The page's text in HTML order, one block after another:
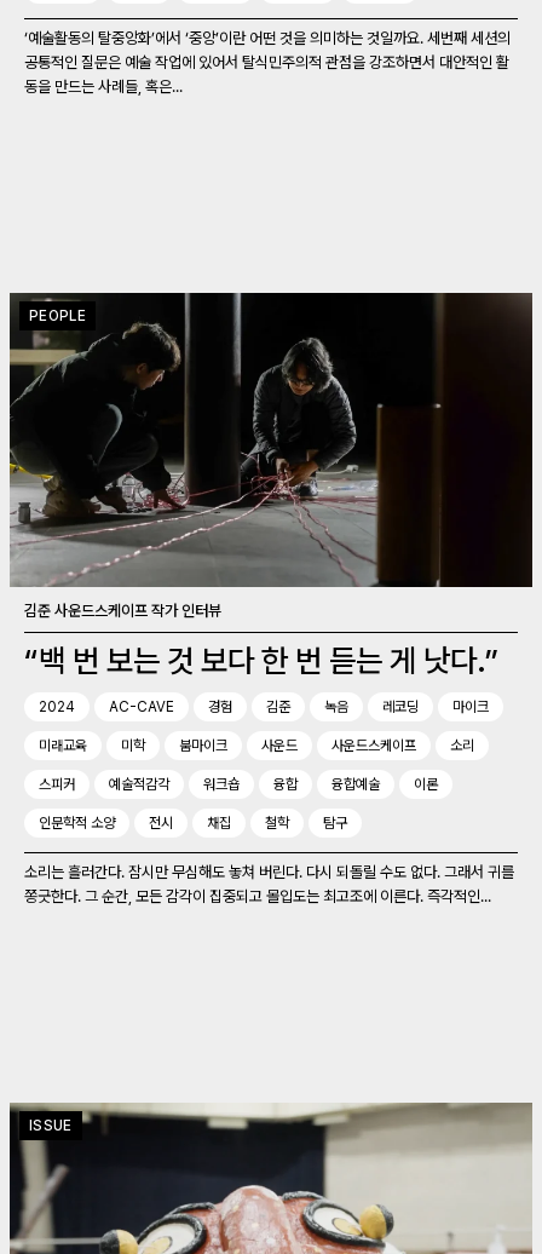
‘예술활동의 탈중앙화’에서 ‘중앙’이란 어떤 것을 의미하는 것일까요. 세번째 세션의
공통적인 질문은 예술 작업에 있어서 탈식민주의적 관점을 강조하면서 대안적인 활
동을 만드는 사례들, 혹은...
PEOPLE
김준 사운드스케이프 작가 인터뷰
“백 번 보는 것 보다 한 번 듣는 게 낫다.”
2024 AC-CAVE 경험 김준 녹음 레코딩 마이크
미래교육 미학 붐마이크 사운드 사운드스케이프 소리
스피커 예술적감각 워크숍 융합 융합예술 이론
인문학적 소양 전시 채집 철학 탐구
소리는 흘러간다. 잠시만 무심해도 놓쳐 버린다. 다시 되돌릴 수도 없다. 그래서 귀를
쫑긋한다. 그 순간, 모든 감각이 집중되고 몰입도는 최고조에 이른다. 즉각적인...
ISSUE